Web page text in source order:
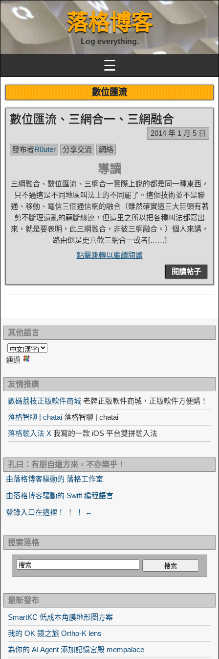
落格博客
Log everything.
☰
數位匯流
數位匯流、三網合一、三網融合
2014 年 1 月 5 日
發布者R0uter 分享交流 網絡
導讀
三網融合、數位匯流、三網合一實際上說的都是同一種東西，
只不過這是不同地區叫法上的不同罷了。這個技術並不是聯
通、移動、電信三個通信網的融合（雖然確實這三大巨頭有著
剪不斷理還亂的藕斷絲連，但這里之所以把各種叫法都寫出
來，就是要表明，此三網融合，非彼三網融合。）個人來講，
路由倒是更喜歡三網合一或者[……]
點擊跳轉以繼續閱讀
閱讀帖子
其他語言
通過
友情推廣
數碼荔枝正版軟件商城 老牌正版軟件商城，正版軟件方便購！
落格智聊 | chatai 落格智聊 | chatai
落格輸入法 X 我寫的一款 iOS 平台雙拼輸入法
孔曰：有朋自遠方來，不亦樂乎！
由落格博客驅動的 落格工作室
由落格博客驅動的 Swift 編程語言
登錄入口在這裡！ ！ ！ ←
搜索落格
最新發布
SmartKC 低成本角膜地形圖方案
我的 OK 鏡之旅 Ortho-K lens
為你的 AI Agent 添加記憶宮殿 mempalace